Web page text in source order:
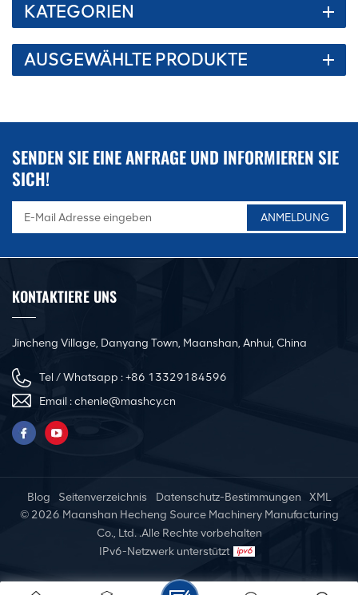
KATEGORIEN
AUSGEWÄHLTE PRODUKTE
SENDEN SIE EINE ANFRAGE UND INFORMIEREN SIE
SICH!
KONTAKTIERE UNS
Jincheng Village, Danyang Town, Maanshan, Anhui, China
Tel / Whatsapp :+86 13329184596
Email :chenle@mashcy.cn
Blog Seitenverzeichnis Datenschutz-Bestimmungen
XML
© 2026 Maanshan Hecheng Source Machinery Manufacturing
Co., Ltd. .Alle Rechte vorbehalten
IPv6-Netzwerk unterstützt